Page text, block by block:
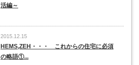
活編～
2015.12.15
HEMS,ZEH・・・ これからの住宅に必須
の略語①...